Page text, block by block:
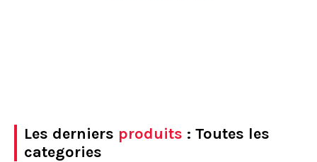
Les derniers produits : Toutes les
categories